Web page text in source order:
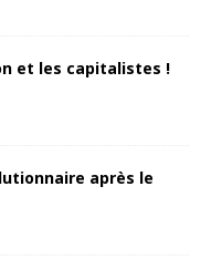
et les capitalistes !
après le